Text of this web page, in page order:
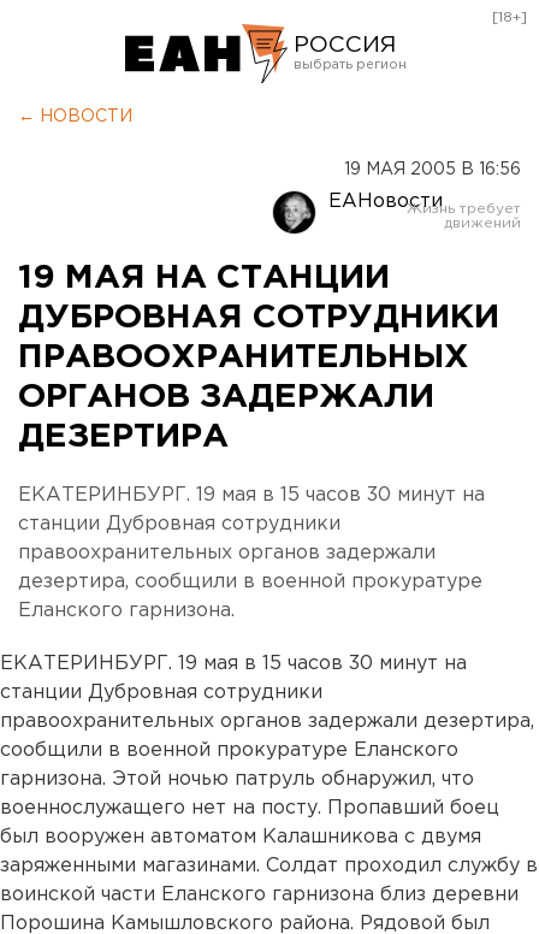
РОССИЯ
Оренбург
[18+]
← НОВОСТИ
19 МАЯ 2005 В 16:56
ЕАНовости
19 МАЯ НА СТАНЦИИ
ДУБРОВНАЯ СОТРУДНИКИ
ПРАВООХРАНИТЕЛЬНЫХ
ОРГАНОВ ЗАДЕРЖАЛИ
ДЕЗЕРТИРА
ЕКАТЕРИНБУРГ. 19 мая в 15 часов 30 минут на
станции Дубровная сотрудники
правоохранительных органов задержали
дезертира, сообщили в военной прокуратуре
Еланского гарнизона.
ЕКАТЕРИНБУРГ. 19 мая в 15 часов 30 минут на
станции Дубровная сотрудники
правоохранительных органов задержали дезертира,
сообщили в военной прокуратуре Еланского
гарнизона. Этой ночью патруль обнаружил, что
военнослужащего нет на посту. Пропавший боец
был вооружен автоматом Калашникова с двумя
заряженными магазинами. Солдат проходил службу в
воинской части Еланского гарнизона близ деревни
Порошина Камышловского района. Рядовой был